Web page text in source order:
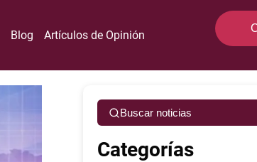
Blog Artículos de Opinión
Buscar noticias
Categorías